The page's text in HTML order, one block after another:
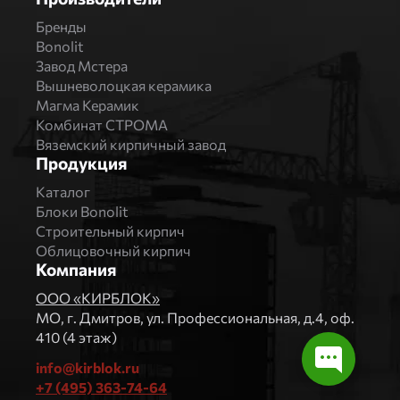
Бренды
Bonolit
Завод Мстера
Вышневолоцкая керамика
Магма Керамик
Комбинат СТРОМА
Вяземский кирпичный завод
Продукция
Каталог
Блоки Bonolit
Строительный кирпич
Облицовочный кирпич
Компания
ООО «КИРБЛОК»
МO, г. Дмитров, ул. Профессиональная, д.4, оф.
410 (4 этаж)
info@kirblok.ru
+7 (495) 363-74-64